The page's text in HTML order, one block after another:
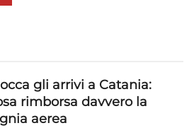
provenienti da altre
dispositivi,
base alle informazioni
gli arrivi a Catania:
rimborsa davvero la
aerea